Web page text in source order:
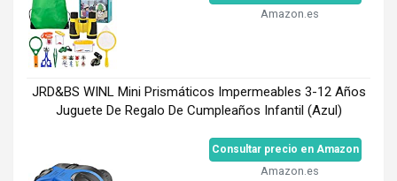
Amazon.es
JRD&BS WINL Mini Prismáticos Impermeables 3-12 Años
Juguete De Regalo De Cumpleaños Infantil (Azul)
Consultar precio en Amazon
Amazon.es